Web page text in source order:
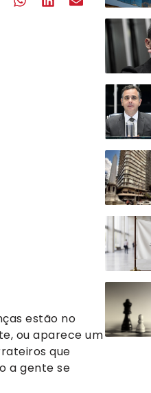
estão no
ou aparece um
que
a gente se